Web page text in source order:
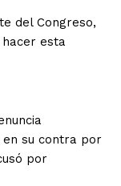
del Congreso,
esta
en su contra por
por